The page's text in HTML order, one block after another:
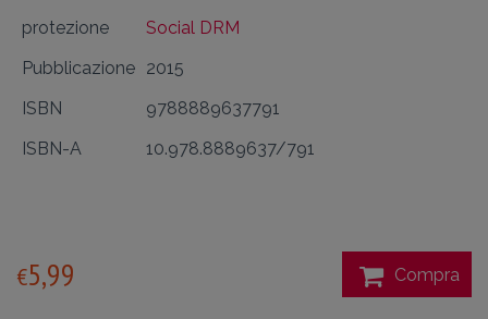
protezione
Social DRM
Pubblicazione 2015
ISBN
9788889637791
ISBN-A
10.978.8889637/791
€5,99 Compra